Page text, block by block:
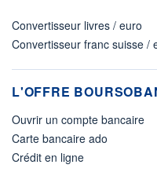
Convertisseur livres / euro
Convertisseur franc suisse /
L'OFFRE
Ouvrir un compte bancaire
Carte bancaire ado
Crédit en ligne